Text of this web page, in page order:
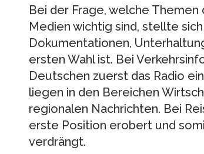
Bei der Frage, welche
Medien wichtig sind, stellte
Dokumentationen,
ersten Wahl ist. Bei
Deutschen zuerst das Radio
liegen in den Bereichen
regionalen Nachrichten. Bei
erste Position erobert und
verdrängt.